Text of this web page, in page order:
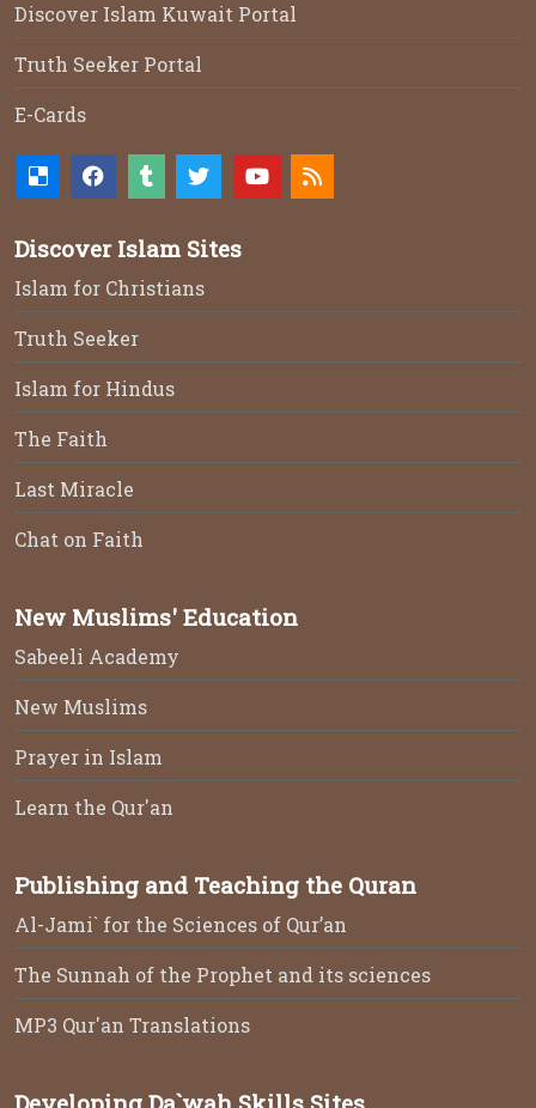
Discover Islam Kuwait Portal
Truth Seeker Portal
E-Cards
Discover Islam Sites
Islam for Christians
Truth Seeker
Islam for Hindus
The Faith
Last Miracle
Chat on Faith
New Muslims' Education
Sabeeli Academy
New Muslims
Prayer in Islam
Learn the Qur'an
Publishing and Teaching the Quran
Al-Jami` for the Sciences of Qur’an
The Sunnah of the Prophet and its sciences
MP3 Qur'an Translations